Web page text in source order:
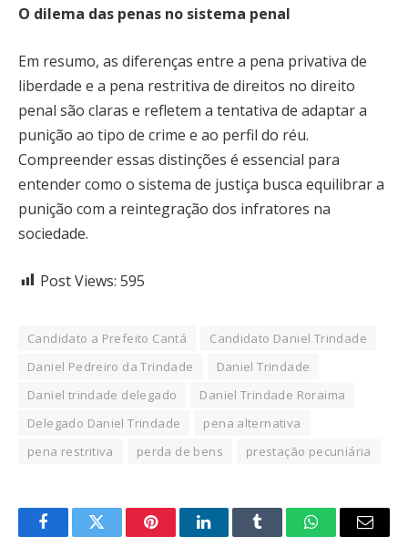
O dilema das penas no sistema penal
Em resumo, as diferenças entre a pena privativa de
liberdade e a pena restritiva de direitos no direito
penal são claras e refletem a tentativa de adaptar a
punição ao tipo de crime e ao perfil do réu.
Compreender essas distinções é essencial para
entender como o sistema de justiça busca equilibrar a
punição com a reintegração dos infratores na
sociedade.
Post Views: 595
Candidato a Prefeito Cantá
Candidato Daniel Trindade
Daniel Pedreiro da Trindade
Daniel Trindade
Daniel trindade delegado
Daniel Trindade Roraima
Delegado Daniel Trindade
pena alternativa
pena restritiva
perda de bens prestação pecuniária
FacebookTwitter PinterestLinkedInTumblr WhatsAppEmail